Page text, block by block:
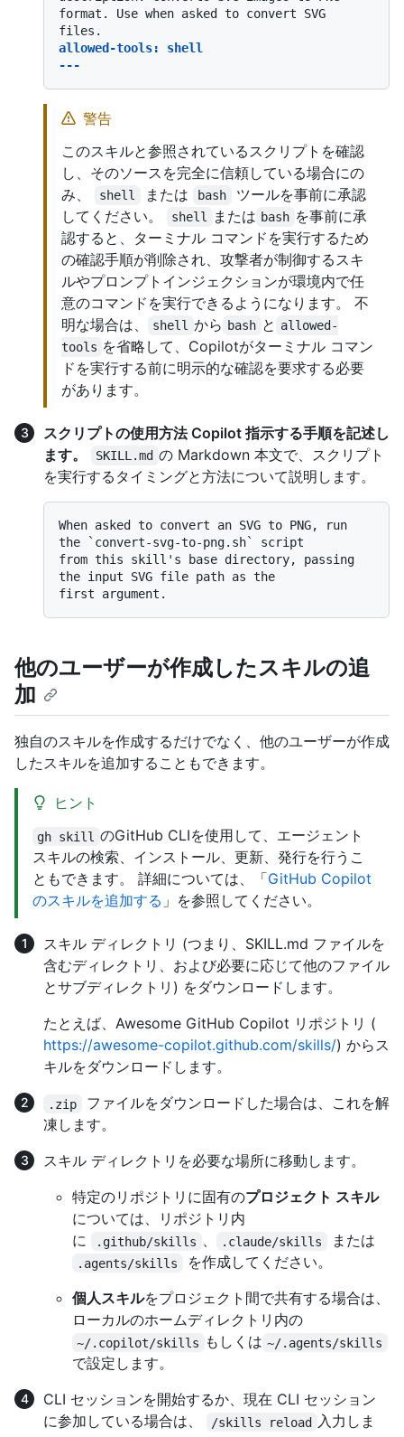
format. Use when asked to convert SVG
allowed-tools: shell
---
警告
このスキルと参照されているスクリプトを確認
し、そのソースを完全に信頼している場合にの
み、
shell または bash
ツールを事前に承認
してください。
shell または bash を事前に承
認すると、ターミナル コマンドを実行するため
の確認手順が削除され、攻撃者が制御するスキ
ルやプロンプトインジェクションが環境内で任
意のコマンドを実行できるようになります。 不
明な場合は、
shell から bash と allowed-
tools を省略して、Copilotがターミナル コマン
ドを実行する前に明示的な確認を要求する必要
があります。
スクリプトの使用方法 Copilot 指示する手順を記述し
ます。
SKILL.md の Markdown 本文で、スクリプト
を実行するタイミングと方法について説明します。
When asked to convert an SVG to PNG, run
the
`convert-svg-to-png.sh`
script
from this skill's base directory, passing
the input SVG file path as the
他のユーザーが作成したスキルの追
加
独自のスキルを作成するだけでなく、他のユーザーが作成
したスキルを追加することもできます。
ヒント
gh skill のGitHub CLIを使用して、エージェント
スキルの検索、インストール、更新、発行を行うこ
ともできます。 詳細については、「GitHub Copilot
のスキルを追加する 」を参照してください。
スキル ディレクトリ (つまり、SKILL.md ファイルを
含むディレクトリ、および必要に応じて他のファイル
とサブディレクトリ) をダウンロードします。
たとえば、Awesome GitHub Copilot リポジトリ (
https://awesome-copilot.github.com/skills/) からス
キルをダウンロードします。
.zip
ファイルをダウンロードした場合は、これを解
凍します。
スキル ディレクトリを必要な場所に移動します。
特定のリポジトリに固有のプロジェクト スキル
については、リポジトリ内
に
.github/skills 、 .claude/skills または
.agents/skills
を作成してください。
個人スキルをプロジェクト間で共有する場合は、
ローカルのホームディレクトリ内の
~/.copilot/skills もしくは ~/.agents/skills
で設定します。
CLI セッションを開始するか、現在 CLI セッション
に参加している場合は、
/skills reload 入力しま